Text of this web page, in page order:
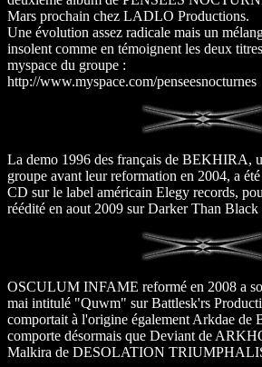
Mars prochain chez LADLO Productions.
Une évolution assez radicale mais un
insolent comme en témoignent les deux
myspace du groupe :
http://www.myspace.com/penseesnocturnes
La demo 1996 des français de BEKHIRA,
groupe avant leur reformation en 2004, a
CD sur le label américain Elegy records,
réédité en aout 2009 sur Darker Than Black
OSCULUM INFAME reformé en 2008 a
mai intitulé "Quwm" sur Battlesk'rs
comportait à l'origine également Arkdae
comporte désormais que Deviant de
Malkira de DESOLATION